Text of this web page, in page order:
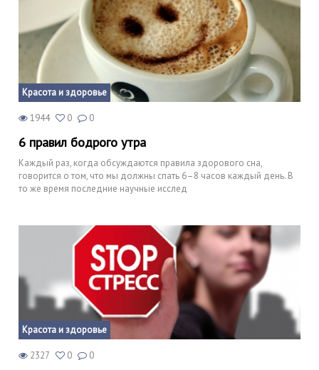
Красота и здоровье
1944 0 0
6 правил бодрого утра
Каждый раз, когда обсуждаются правила здорового сна,
говорится о том, что мы должны спать 6–8 часов каждый день. В
то же время последние научные исслед
Красота и здоровье
2327 0 0